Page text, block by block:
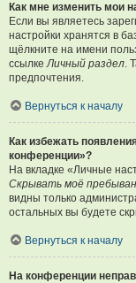
Как мне изменить мои
Если вы являетесь
настройки хранятся в
щёлкните на имени
ссылкеЛичный раздел.
предпочтения.
Вернуться к началу
Как избежать
конференции»?
На вкладке «Личные
Скрывать моё
видны только
остальных вы будете
Вернуться к началу
На конференции